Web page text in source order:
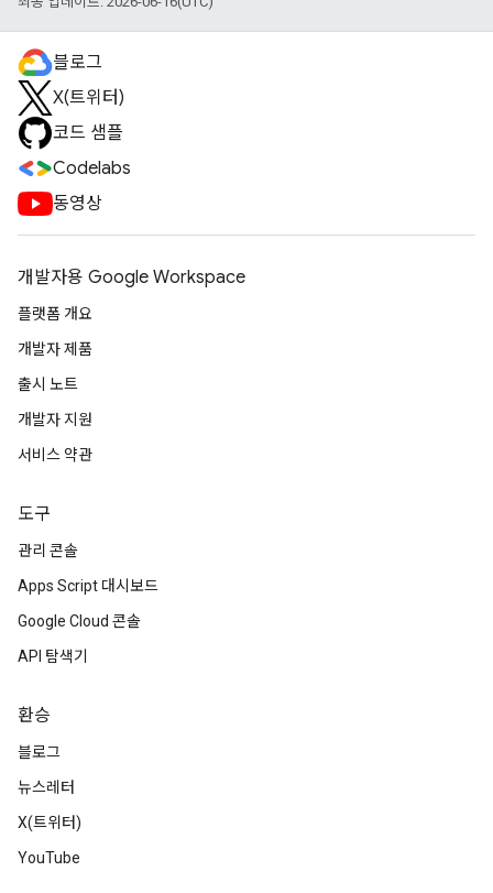
블로그
X(트위터)
코드 샘플
Codelabs
동영상
개발자용 Google Workspace
플랫폼 개요
개발자 제품
출시 노트
개발자 지원
서비스 약관
도구
관리 콘솔
Apps Script 대시보드
Google Cloud 콘솔
API 탐색기
환승
블로그
뉴스레터
X(트위터)
YouTube